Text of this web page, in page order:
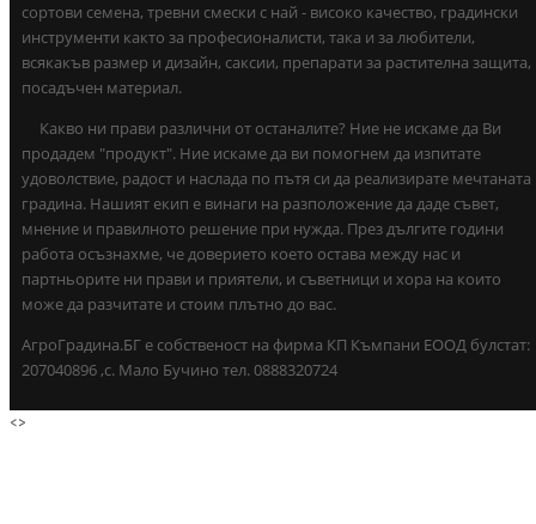
сортови семена, тревни смески с най - високо качество, градински
инструменти както за професионалисти, така и за любители,
всякакъв размер и дизайн, саксии, препарати за растителна защита,
посадъчен материал.
Какво ни прави различни от останалите? Ние не искаме да Ви
продадем "продукт". Ние искаме да ви помогнем да изпитате
удоволствие, радост и наслада по пътя си да реализирате мечтаната
градина. Нашият екип е винаги на разположение да даде съвет,
мнение и правилното решение при нужда. През дългите години
работа осъзнахме, че доверието което остава между нас и
партньорите ни прави и приятели, и съветници и хора на които
може да разчитате и стоим плътно до вас.
АгроГрадина.БГ е собственост на фирма КП Къмпани ЕООД булстат:
207040896 ,с. Мало Бучино тел. 0888320724
<>